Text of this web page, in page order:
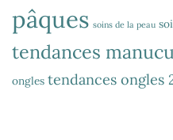
pâques soins de la peau
tendances
ongles tendances ongles